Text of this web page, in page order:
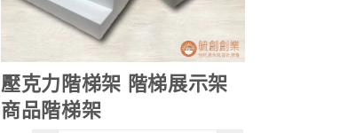
壓克力階梯架 階梯展示架
商品階梯架